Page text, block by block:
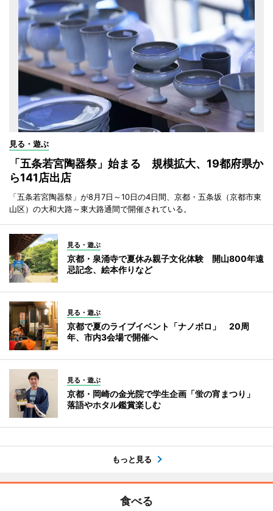
見る・遊ぶ
「五条若宮陶器祭」始まる 規模拡大、19都府県か
ら141店出店
「五条若宮陶器祭」が8月7日～10日の4日間、京都・五条坂（京都市東
山区）の大和大路～東大路通間で開催されている。
見る・遊ぶ
京都・泉涌寺で夏休み親子文化体験 開山800年遠
忌記念、絵本作りなど
見る・遊ぶ
京都で夏のライブイベント「ナノボロ」 20周
年、市内3会場で開催へ
見る・遊ぶ
京都・岡崎の金光院で学生企画「蛍の宵まつり」
落語やホタル鑑賞楽しむ
もっと見る
食べる